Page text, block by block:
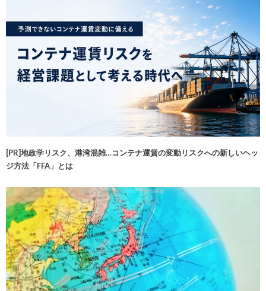
[PR]地政学リスク、港湾混雑…コンテナ運賃の変動リスクへの新しいヘッ
ジ方法「FFA」とは